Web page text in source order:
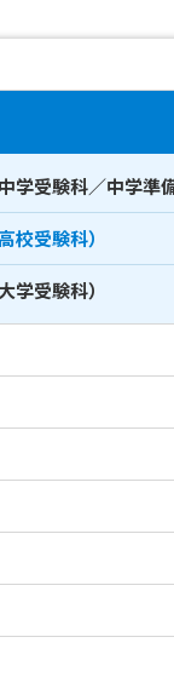
学受験科／中学準備
校受験科）
学受験科）